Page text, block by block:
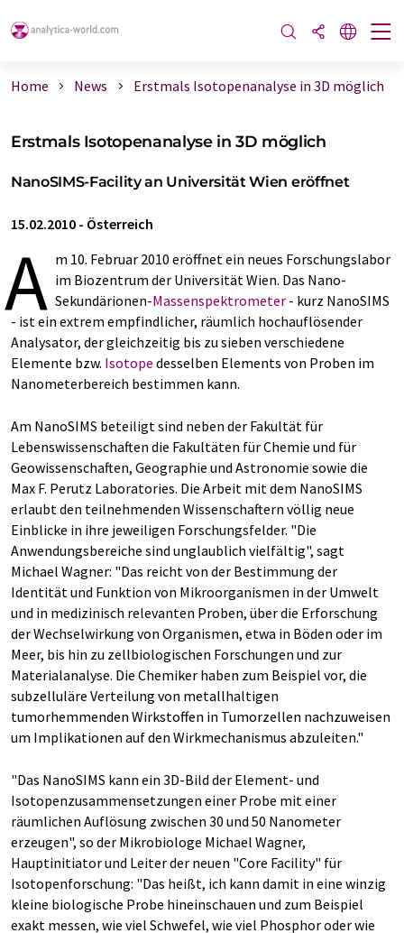
Home News Erstmals Isotopenanalyse in 3D möglich
Erstmals Isotopenanalyse in 3D möglich
NanoSIMS-Facility an Universität Wien eröffnet
15.02.2010 - Österreich
A m 10. Februar 2010 eröffnet ein neues Forschungslabor
im Biozentrum der Universität Wien. Das Nano-
Sekundärionen-Massenspektrometer - kurz NanoSIMS
- ist ein extrem empfindlicher, räumlich hochauflösender
Analysator, der gleichzeitig bis zu sieben verschiedene
Elemente bzw. Isotope desselben Elements von Proben im
Nanometerbereich bestimmen kann.
Am NanoSIMS beteiligt sind neben der Fakultät für
Lebenswissenschaften die Fakultäten für Chemie und für
Geowissenschaften, Geographie und Astronomie sowie die
Max F. Perutz Laboratories. Die Arbeit mit dem NanoSIMS
erlaubt den teilnehmenden Wissenschaftern völlig neue
Einblicke in ihre jeweiligen Forschungsfelder. "Die
Anwendungsbereiche sind unglaublich vielfältig", sagt
Michael Wagner: "Das reicht von der Bestimmung der
Identität und Funktion von Mikroorganismen in der Umwelt
und in medizinisch relevanten Proben, über die Erforschung
der Wechselwirkung von Organismen, etwa in Böden oder im
Meer, bis hin zu zellbiologischen Forschungen und zur
Materialanalyse. Die Chemiker haben zum Beispiel vor, die
subzelluläre Verteilung von metallhaltigen
tumorhemmenden Wirkstoffen in Tumorzellen nachzuweisen
um Implikationen auf den Wirkmechanismus abzuleiten."
"Das NanoSIMS kann ein 3D-Bild der Element- und
Isotopenzusammensetzungen einer Probe mit einer
räumlichen Auflösung zwischen 30 und 50 Nanometer
erzeugen", so der Mikrobiologe Michael Wagner,
Hauptinitiator und Leiter der neuen "Core Facility" für
Isotopenforschung: "Das heißt, ich kann damit in eine winzig
kleine biologische Probe hineinschauen und zum Beispiel
exakt messen, wie viel Schwefel, wie viel Phosphor oder wie